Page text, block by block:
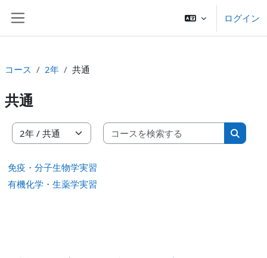
ログイン
コース 2年 共通
共通
コースカテゴリ
コースを
コース
免疫・分子生物学実習
有機化学・生薬学実習